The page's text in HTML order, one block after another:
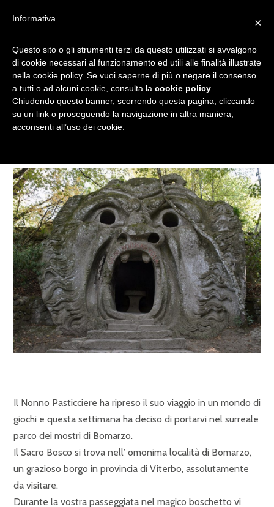
IL SACRO BOSCO DI
BOMARZO: UN VIAGGIO TRA
FIGURE ENIGMATICHE ED
EDIFICI SURREALI
Il Nonno Pasticciere ha ripreso il suo viaggio in un mondo di
giochi e questa settimana ha deciso di portarvi nel surreale
parco dei mostri di Bomarzo.
Il Sacro Bosco si trova nell’ omonima località di Bomarzo,
un grazioso borgo in provincia di Viterbo, assolutamente
da visitare.
Durante la vostra passeggiata nel magico boschetto vi
×
Informativa
Questo sito o gli strumenti terzi da questo utilizzati si avvalgono
di cookie necessari al funzionamento ed utili alle finalità illustrate
nella cookie policy. Se vuoi saperne di più o negare il consenso
a tutti o ad alcuni cookie, consulta la cookie policy
Chiudendo questo banner, scorrendo questa pagina, cliccando
su un link o proseguendo la navigazione in altra maniera,
acconsenti all’uso dei cookie.